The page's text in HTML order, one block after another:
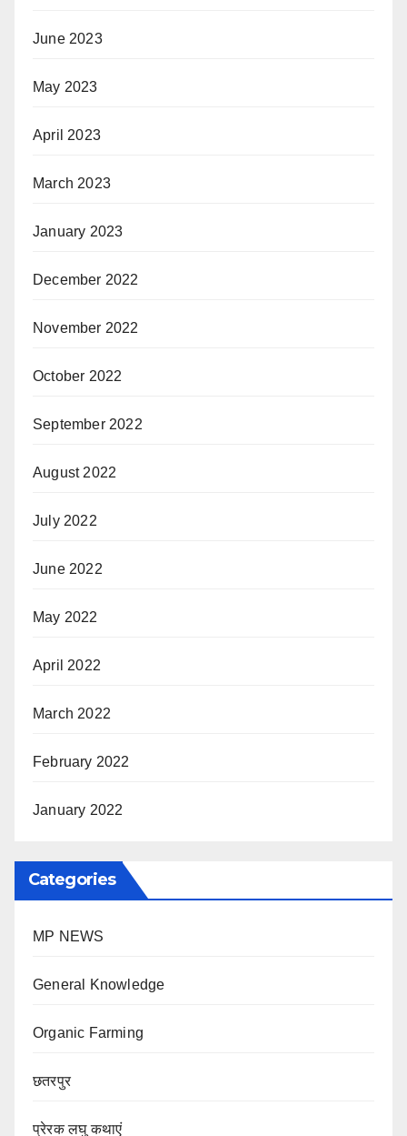
June 2023
May 2023
April 2023
March 2023
January 2023
December 2022
November 2022
October 2022
September 2022
August 2022
July 2022
June 2022
May 2022
April 2022
March 2022
February 2022
January 2022
Categories
MP NEWS
General Knowledge
Organic Farming
छतरपुर
प्रेरक लघु कथाएं